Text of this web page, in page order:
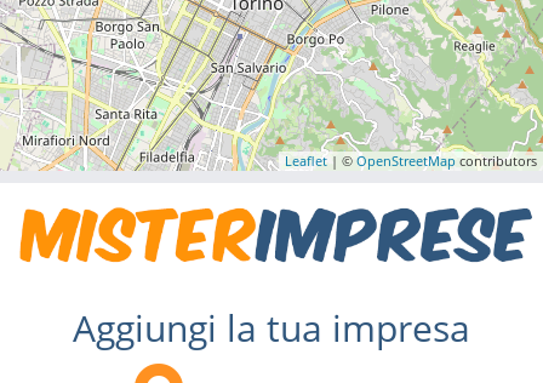
Leaflet | © OpenStreetMap contributors
Aggiungi la tua impresa